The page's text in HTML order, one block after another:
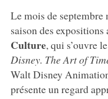
Le mois de septembre
saison des expositions
Culture, qui s’ouvre
Disney. The Art of
Walt Disney
présente un regard